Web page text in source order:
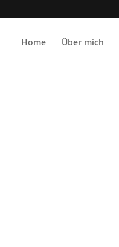
Home Über mich